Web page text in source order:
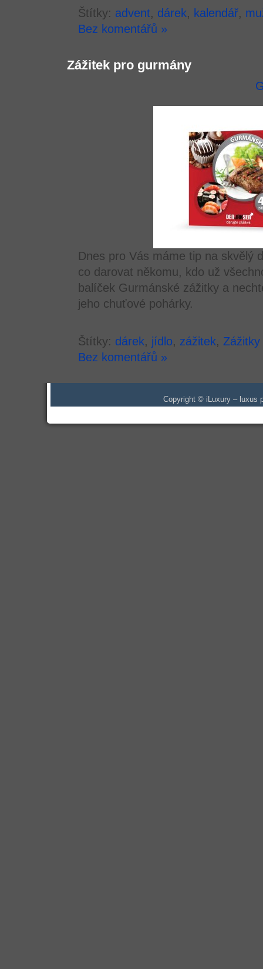
Štítky: advent, dárek, kalendář,
Bez komentářů »
Zážitek pro gurmány
Dnes pro Vás máme tip na skvělý
co darovat někomu, kdo už
balíček Gurmánské zážitky a
jeho chuťové pohárky.
Štítky: dárek, jídlo, zážitek, Zážitky
Bez komentářů »
Copyright © iLuxury – luxus